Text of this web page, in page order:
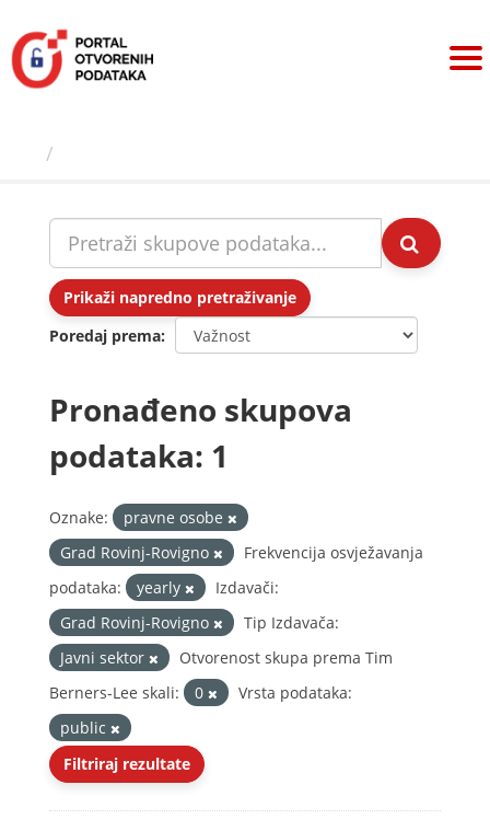
sadržaj
Prikaži napredno pretraživanje
Poredaj prema
Pronađeno skupova
podataka: 1
Oznake:
pravne osobe
Grad Rovinj-Rovigno
Frekvencija osvježavanja
podataka:
yearly
Izdavači:
Grad Rovinj-Rovigno
Tip Izdavača:
Javni sektor
Otvorenost skupa prema Tim
Berners-Lee skali:
0
Vrsta podataka:
public
Filtriraj rezultate